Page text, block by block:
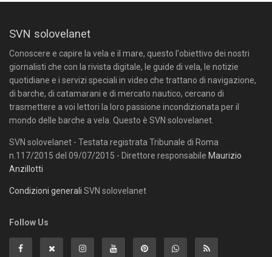
SVN solovelanet
Conoscere e capire la vela e il mare, questo l'obiettivo dei nostri
giornalisti che con la rivista digitale, le guide di vela, le notizie
quotidiane e i servizi speciali in video che trattano di navigazione,
di barche, di catamarani e di mercato nautico, cercano di
trasmettere a voi lettori la loro passione incondizionata per il
mondo delle barche a vela. Questo è SVN solovelanet.
SVN solovelanet - Testata registrata Tribunale di Roma
n.117/2015 del 09/07/2015 - Direttore responsabile Maurizio
Anzillotti
Condizioni generali SVN solovelanet
Follow Us